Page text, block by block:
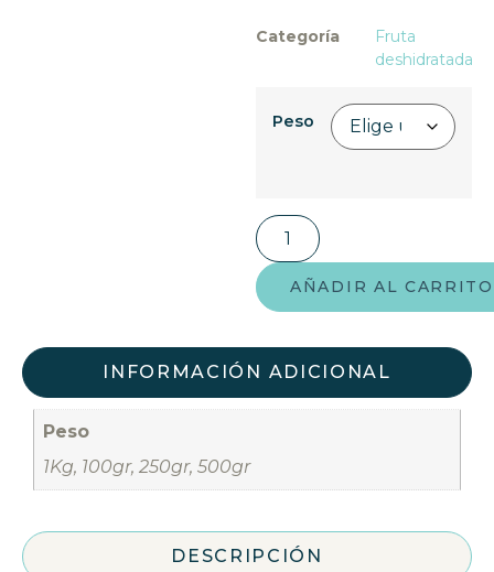
Categoría
Fruta
deshidratada
Peso
AÑADIR AL CARRITO
INFORMACIÓN ADICIONAL
DESCRIPCIÓN
Peso
1Kg, 100gr, 250gr, 500gr